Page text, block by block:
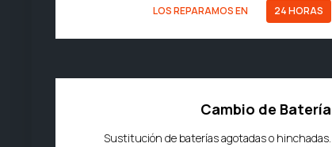
LOS REPARAMOS EN 24 HORAS
Cambio de Batería
Sustitución de baterías agotadas o hinchadas.